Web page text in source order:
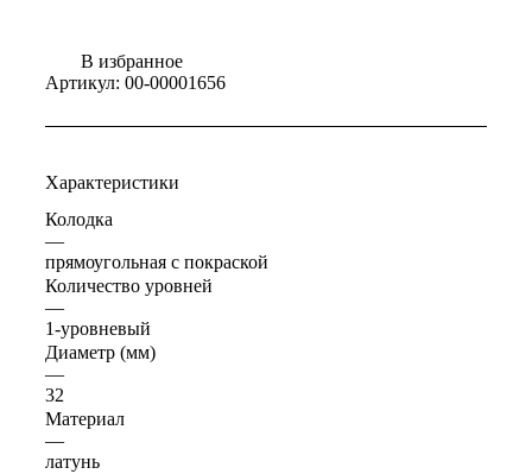
В избранное
Артикул: 00-00001656
Характеристики
Колодка
—
прямоугольная с покраской
Количество уровней
—
1-уровневый
Диаметр (мм)
—
32
Материал
—
латунь